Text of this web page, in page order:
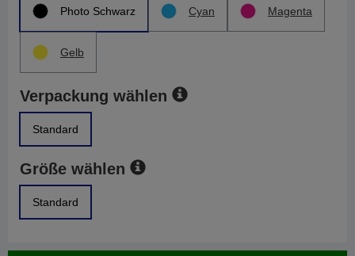
Photo Schwarz Cyan Magenta
Gelb
Verpackung wählen
Standard
Größe wählen
Standard